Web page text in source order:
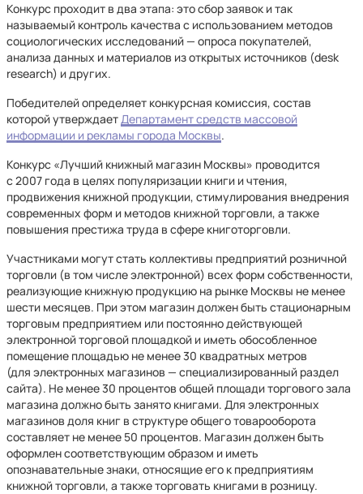
Конкурс проходит в два этапа: это сбор заявок и так
называемый контроль качества с использованием методов
социологических исследований — опроса покупателей,
анализа данных и материалов из открытых источников (desk
research) и других.
Победителей определяет конкурсная комиссия, состав
которой утверждаетДепартамент средств массовой
информации и рекламы города Москвы.
Конкурс «Лучший книжный магазин Москвы» проводится
с 2007 года в целях популяризации книги и чтения,
продвижения книжной продукции, стимулирования внедрения
современных форм и методов книжной торговли, а также
повышения престижа труда в сфере книготорговли.
Участниками могут стать коллективы предприятий розничной
торговли (в том числе электронной) всех форм собственности,
реализующие книжную продукцию на рынке Москвы не менее
шести месяцев. При этом магазин должен быть стационарным
торговым предприятием или постоянно действующей
электронной торговой площадкой и иметь обособленное
помещение площадью не менее 30 квадратных метров
(для электронных магазинов — специализированный раздел
сайта). Не менее 30 процентов общей площади торгового зала
магазина должно быть занято книгами. Для электронных
магазинов доля книг в структуре общего товарооборота
составляет не менее 50 процентов. Магазин должен быть
оформлен соответствующим образом и иметь
опознавательные знаки, относящие его к предприятиям
книжной торговли, а также торговать книгами в розницу.